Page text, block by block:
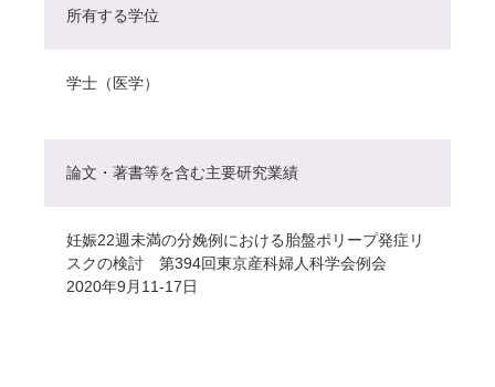
所有する学位
学士（医学）
論文・著書等を含む主要研究業績
妊娠22週未満の分娩例における胎盤ポリープ発症リ
スクの検討 第394回東京産科婦人科学会例会
2020年9月11-17日